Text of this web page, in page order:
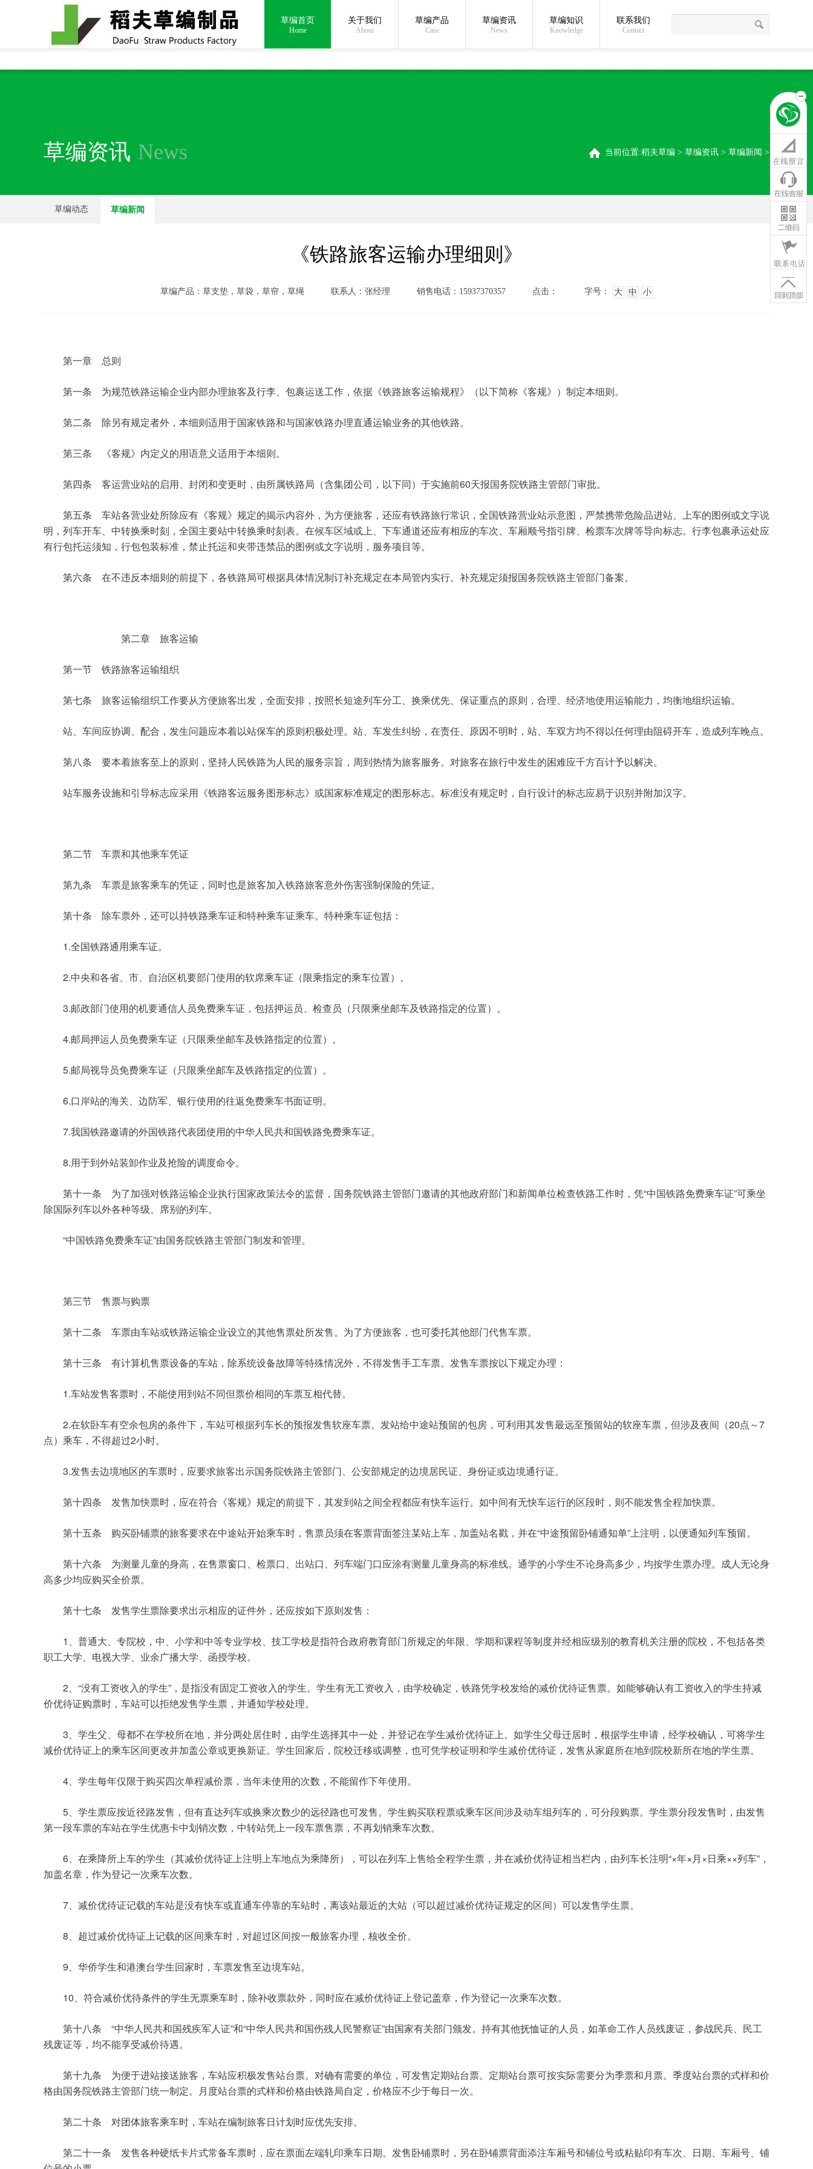
全国统一24小时销售电话：15937370357 在线沟通: 关于我们 草编常识 稻夫草编制品厂
草编首页
Home
关于我们
About
草编产品
Case
草编资讯
News
草编知识
Knowledge
联系我们
Contact
草编资讯 News 当前位置:稻夫草编 > 草编资讯 > 草编新闻 >
草编动态 草编新闻
《铁路旅客运输办理细则》
草编产品：草支垫，草袋，草帘，草绳 联系人：张经理 销售电话：15937370357 点击： 字号： 大 中 小
第一章　总则
第一条　为规范铁路运输企业内部办理旅客及行李、包裹运送工作，依据《铁路旅客运输规程》（以下简称《客规》）制定本细则。
第二条　除另有规定者外，本细则适用于国家铁路和与国家铁路办理直通运输业务的其他铁路。
第三条　《客规》内定义的用语意义适用于本细则。
第四条　客运营业站的启用、封闭和变更时，由所属铁路局（含集团公司，以下同）于实施前60天报国务院铁路主管部门审批。
第五条　车站各营业处所除应有《客规》规定的揭示内容外，为方便旅客，还应有铁路旅行常识，全国铁路营业站示意图，严禁携带危险品进站、上车的图例或文字说
明，列车开车、中转换乘时刻，全国主要站中转换乘时刻表。在候车区域或上、下车通道还应有相应的车次、车厢顺号指引牌、检票车次牌等导向标志。行李包裹承运处应
有行包托运须知，行包包装标准，禁止托运和夹带违禁品的图例或文字说明，服务项目等。
第六条　在不违反本细则的前提下，各铁路局可根据具体情况制订补充规定在本局管内实行。补充规定须报国务院铁路主管部门备案。
第二章　旅客运输
第一节　铁路旅客运输组织
第七条　旅客运输组织工作要从方便旅客出发，全面安排，按照长短途列车分工、换乘优先、保证重点的原则，合理、经济地使用运输能力，均衡地组织运输。
站、车间应协调、配合，发生问题应本着以站保车的原则积极处理。站、车发生纠纷，在责任、原因不明时，站、车双方均不得以任何理由阻碍开车，造成列车晚点。
第八条　要本着旅客至上的原则，坚持人民铁路为人民的服务宗旨，周到热情为旅客服务。对旅客在旅行中发生的困难应千方百计予以解决。
站车服务设施和引导标志应采用《铁路客运服务图形标志》或国家标准规定的图形标志。标准没有规定时，自行设计的标志应易于识别并附加汉字。
第二节　车票和其他乘车凭证
第九条　车票是旅客乘车的凭证，同时也是旅客加入铁路旅客意外伤害强制保险的凭证。
第十条　除车票外，还可以持铁路乘车证和特种乘车证乘车。特种乘车证包括：
	1.
全国铁路通用乘车证。
	2.
中央和各省、市、自治区机要部门使用的软席乘车证（限乘指定的乘车位置）。
	3.
邮政部门使用的机要通信人员免费乘车证，包括押运员、检查员（只限乘坐邮车及铁路指定的位置）。
	4.
邮局押运人员免费乘车证（只限乘坐邮车及铁路指定的位置）。
	5.
邮局视导员免费乘车证（只限乘坐邮车及铁路指定的位置）。
	6.
口岸站的海关、边防军、银行使用的往返免费乘车书面证明。
	7.
我国铁路邀请的外国铁路代表团使用的中华人民共和国铁路免费乘车证。
	8.
用于到外站装卸作业及抢险的调度命令。
第十一条　为了加强对铁路运输企业执行国家政策法令的监督，国务院铁路主管部门邀请的其他政府部门和新闻单位检查铁路工作时，凭“中国铁路免费乘车证”可乘坐
除国际列车以外各种等级、席别的列车。
	“
中国铁路免费乘车证”由国务院铁路主管部门制发和管理。
第三节　售票与购票
第十二条　车票由车站或铁路运输企业设立的其他售票处所发售。为了方便旅客，也可委托其他部门代售车票。
第十三条　有计算机售票设备的车站，除系统设备故障等特殊情况外，不得发售手工车票。发售车票按以下规定办理：
	1.
车站发售客票时，不能使用到站不同但票价相同的车票互相代替。
	2.
在软卧车有空余包房的条件下，车站可根据列车长的预报发售软座车票。发站给中途站预留的包房，可利用其发售最远至预留站的软座车票，但涉及夜间（20点～7
点）乘车，不得超过2小时。
	3.
发售去边境地区的车票时，应要求旅客出示国务院铁路主管部门、公安部规定的边境居民证、身份证或边境通行证。
第十四条　发售加快票时，应在符合《客规》规定的前提下，其发到站之间全程都应有快车运行。如中间有无快车运行的区段时，则不能发售全程加快票。
第十五条　购买卧铺票的旅客要求在中途站开始乘车时，售票员须在客票背面签注某站上车，加盖站名戳，并在“中途预留卧铺通知单” 上注明，以便通知列车预留。
第十六条　为测量儿童的身高，在售票窗口、检票口、出站口、列车端门口应涂有测量儿童身高的标准线。通学的小学生不论身高多少，均按学生票办理。成人无论身
高多少均应购买全价票。
第十七条　发售学生票除要求出示相应的证件外，还应按如下原则发售：
	1
、普通大、专院校，中、小学和中等专业学校、技工学校是指符合政府教育部门所规定的年限、学期和课程等制度并经相应级别的教育机关注册的院校，不包括各类
职工大学、电视大学、业余广播大学、函授学校。
	2
“没有工资收入的学生” ，是指没有固定工资收入的学生。学生有无工资收入，由学校确定，铁路凭学校发给的减价优待证售票。如能够确认有工资收入的学生持减
价优待证购票时，车站可以拒绝发售学生票，并通知学校处理。
	3
、学生父、母都不在学校所在地，并分两处居住时，由学生选择其中一处，并登记在学生减价优待证上。如学生父母迁居时，根据学生申请，经学校确认，可将学生
减价优待证上的乘车区间更改并加盖公章或更换新证。学生回家后，院校迁移或调整，也可凭学校证明和学生减价优待证，发售从家庭所在地到院校新所在地的学生票。
	4
、学生每年仅限于购买四次单程减价票，当年未使用的次数，不能留作下年使用。
	5
、学生票应按近径路发售，但有直达列车或换乘次数少的远径路也可发售。学生购买联程票或乘车区间涉及动车组列车的，可分段购票。学生票分段发售时，由发售
第一段车票的车站在学生优惠卡中划销次数，中转站凭上一段车票售票，不再划销乘车次数。
	6
、在乘降所上车的学生（其减价优待证上注明上车地点为乘降所），可以在列车上售给全程学生票，并在减价优待证相当栏内，由列车长注明“×年× 月 × 日乘××列车” ，
加盖名章，作为登记一次乘车次数。
	7
、减价优待证记载的车站是没有快车或直通车停靠的车站时，离该站最近的大站（可以超过减价优待证规定的区间）可以发售学生票。
	8
、超过减价优待证上记载的区间乘车时，对超过区间按一般旅客办理，核收全价。
	9
、华侨学生和港澳台学生回家时，车票发售至边境车站。
	10
、符合减价优待条件的学生无票乘车时，除补收票款外，同时应在减价优待证上登记盖章，作为登记一次乘车次数。
第十八条 “中华人民共和国残疾军人证”和“中华人民共和国伤残人民警察证”由国家有关部门颁发。持有其他抚恤证的人员，如革命工作人员残废证，参战民兵、民工
残废证等，均不能享受减价待遇。
第十九条　为便于进站接送旅客，车站应积极发售站台票。对确有需要的单位，可发售定期站台票。定期站台票可按实际需要分为季票和月票。季度站台票的式样和价
格由国务院铁路主管部门统一制定。月度站台票的式样和价格由铁路局自定，价格应不少于每日一次。
第二十条　对团体旅客乘车时，车站在编制旅客日计划时应优先安排。
第二十一条　发售各种硬纸卡片式常备车票时，应在票面左端轧印乘车日期。发售卧铺票时，另在卧铺票背面添注车厢号和铺位号或粘贴印有车次、日期、车厢号、铺